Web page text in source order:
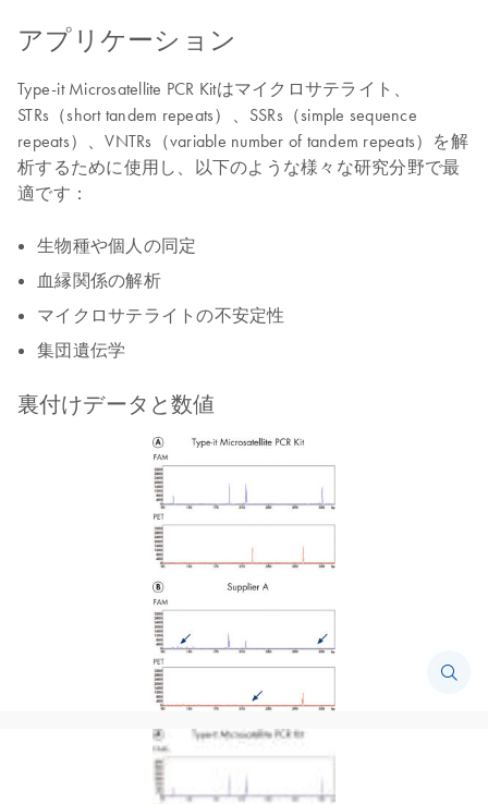
アプリケーション
Type-it Microsatellite PCR Kitはマイクロサテライト、
STRs（short tandem repeats）、SSRs（simple sequence
repeats）、VNTRs（variable number of tandem repeats）を解
析するために使用し、以下のような様々な研究分野で最
適です：
生物種や個人の同定
血縁関係の解析
マイクロサテライトの不安定性
集団遺伝学
裏付けデータと数値